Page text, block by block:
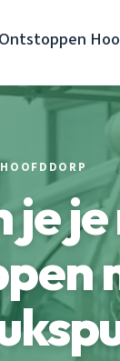
Ontstoppen
je